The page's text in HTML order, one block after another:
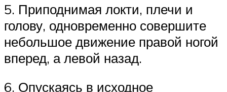
5. Приподнимая локти, плечи и
голову, одновременно совершите
небольшое движение правой ногой
вперед, а левой назад.
6. Опускаясь в исходное